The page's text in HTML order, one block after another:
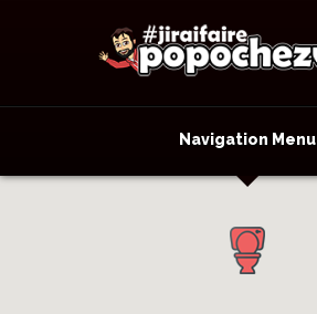
Navigation Menu